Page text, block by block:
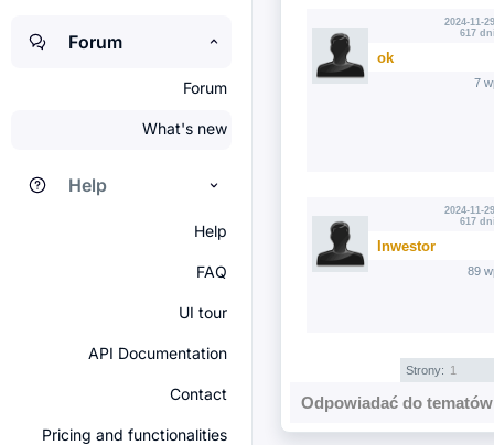
Forum
Forum
What's new
Help
Help
FAQ
UI tour
API Documentation
Contact
Pricing and functionalities
2024-11-
617
ok
7
2024-11-
617
Inwestor
89
Strony: 1
Odpowiadać do